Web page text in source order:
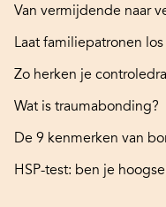
Van vermijdende naar
Laat familiepatronen los
Zo herken je
Wat is traumabonding?
De 9 kenmerken van
HSP-test: ben je